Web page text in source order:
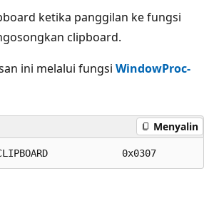
ketika panggilan ke fungsi
clipboard.
ini melalui fungsi WindowProc-
Menyalin